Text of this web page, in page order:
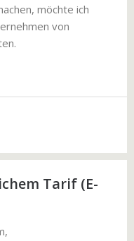
möchte ich
von
Tarif (E-